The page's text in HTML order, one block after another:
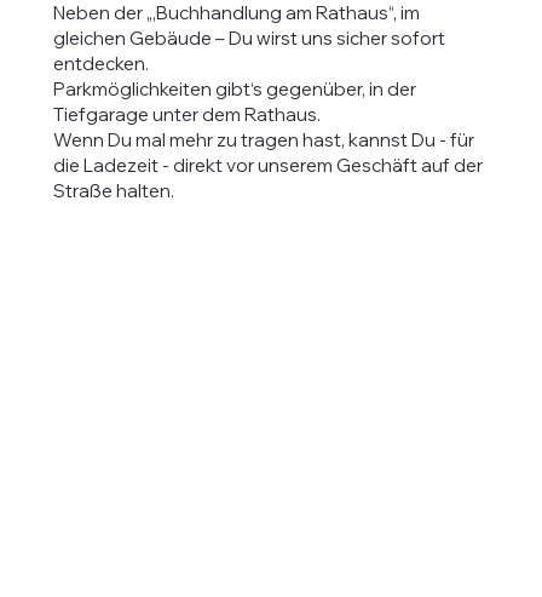
Neben der „,Buchhandlung am Rathaus“, im
gleichen Gebäude – Du wirst uns sicher sofort
entdecken.
Parkmöglichkeiten gibt‘s gegenüber, in der
Tiefgarage unter dem Rathaus.
Wenn Du mal mehr zu tragen hast, kannst Du - für
die Ladezeit - direkt vor unserem Geschäft auf der
Straße halten.